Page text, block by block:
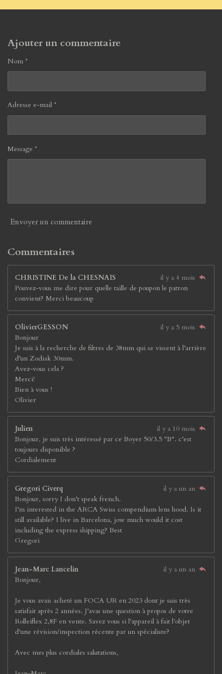
e
e
e
e
Ajouter un commentaire
Nom *
Adresse e-mail *
Message *
Envoyer un commentaire
Commentaires
CHRISTINE De la CHESNAIS
il y a 4 mois
Pouvez-vous me dire pour quelle taille de poupon le patron
convient? Merci beaucoup
OlivierGESSON
il y a 5 mois
Bonjour
Je suis à la recherche de filtres de 38mm qui se vissent à l’arrière
d’un Zodiak 30mm.
Avez-vous cela ?
Merci!
Bien à vous !
Olivier
Julien
il y a 10 mois
Bonjour, je suis très intéressé par ce Boyer 50/3.5 "B". c’est
toujours disponible ?
Cordialement
Gregori Civerq
il y a un an
Bonjour, sorry I don’t speak french.
I’m interested in the ARCA Swiss compendium lens hood. Is it
still available? I live in Barcelona, jow much would it cost
including the express shipping? Best
Gregori
Jean-Marc Lancelin
il y a un an
Bonjour,
Je vous avais acheté un FOCA UR en 2023 dont je suis très
satisfait après 2 années. J'avas une question à propos de votre
Rolleiflex 2,8F en vente. Savez vous si l'appareil à fait l'objet
d'une révision/inspection récente par un spécialiste?
Avec mes plus cordiales salutations,